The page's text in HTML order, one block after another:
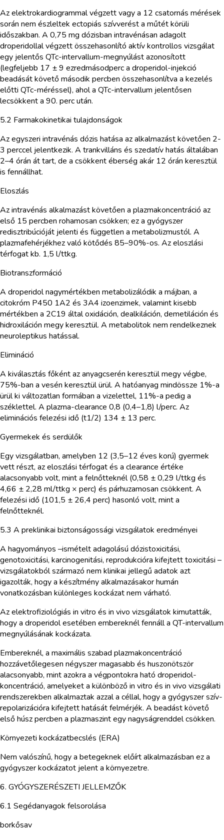
Az elektrokardiogrammal végzett vagy a 12 csatornás mérések
során nem észleltek ectopiás szívverést a műtét körüli
időszakban. A 0,75 mg dózisban intravénásan adagolt
droperidollal végzett összehasonlító aktív kontrollos vizsgálat
egy jelentős QTc-intervallum-megnyúlást azonosított
(legfeljebb 17 ± 9 ezredmásodperc a droperidol-injekció
beadását követő második percben összehasonlítva a kezelés
előtti QTc-méréssel), ahol a QTc-intervallum jelentősen
lecsökkent a 90. perc után.
5.2 Farmakokinetikai tulajdonságok
Az egyszeri intravénás dózis hatása az alkalmazást követően 2-
3 perccel jelentkezik. A trankvilláns és szedatív hatás általában
2–4 órán át tart, de a csökkent éberség akár 12 órán keresztül
is fennállhat.
Eloszlás
Az intravénás alkalmazást követően a plazmakoncentráció az
első 15 percben rohamosan csökken; ez a gyógyszer
redisztribúcióját jelenti és független a metabolizmustól. A
plazmafehérjékhez való kötődés 85–90%-os. Az eloszlási
térfogat kb. 1,5 l/ttkg.
Biotranszformáció
A droperidol nagymértékben metabolizálódik a májban, a
citokróm P450 1A2 és 3A4 izoenzimek, valamint kisebb
mértékben a 2C19 által oxidáción, dealkiláción, demetiláción és
hidroxiláción megy keresztül. A metabolitok nem rendelkeznek
neuroleptikus hatással.
Elimináció
A kiválasztás főként az anyagcserén keresztül megy végbe,
75%-ban a vesén keresztül ürül. A hatóanyag mindössze 1%-a
ürül ki változatlan formában a vizelettel, 11%-a pedig a
széklettel. A plazma-clearance 0,8 (0,4–1,8) l/perc. Az
eliminációs felezési idő (t1/2) 134 ± 13 perc.
Gyermekek és serdülők
Egy vizsgálatban, amelyben 12 (3,5–12 éves korú) gyermek
vett részt, az eloszlási térfogat és a clearance értéke
alacsonyabb volt, mint a felnőtteknél (0,58 ± 0,29 l/ttkg és
4,66 ± 2,28 ml/ttkg × perc) és párhuzamosan csökkent. A
felezési idő (101,5 ± 26,4 perc) hasonló volt, mint a
felnőtteknél.
5.3 A preklinikai biztonságossági vizsgálatok eredményei
A hagyományos –ismételt adagolású dózistoxicitási,
genotoxicitási, karcinogenitási, reprodukcióra kifejtett toxicitási –
vizsgálatokból származó nem klinikai jellegű adatok azt
igazolták, hogy a készítmény alkalmazásakor humán
vonatkozásban különleges kockázat nem várható.
Az elektrofiziológiás in vitro és in vivo vizsgálatok kimutatták,
hogy a droperidol esetében embereknél fennáll a QT-intervallum
megnyúlásának kockázata.
Embereknél, a maximális szabad plazmakoncentráció
hozzávetőlegesen négyszer magasabb és huszonötször
alacsonyabb, mint azokra a végpontokra ható droperidol-
koncentráció, amelyeket a különböző in vitro és in vivo vizsgálati
rendszerekben alkalmaztak azzal a céllal, hogy a gyógyszer szív-
repolarizációra kifejtett hatását felmérjék. A beadást követő
első húsz percben a plazmaszint egy nagyságrenddel csökken.
Környezeti kockázatbecslés (ERA)
Nem valószínű, hogy a betegeknek előírt alkalmazásban ez a
gyógyszer kockázatot jelent a környezetre.
6. GYÓGYSZERÉSZETI JELLEMZŐK
6.1 Segédanyagok felsorolása
borkősav